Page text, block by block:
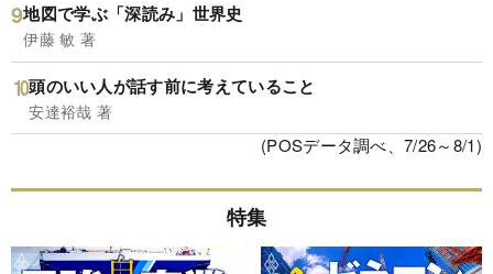
地図で学ぶ「深読み」世界史
伊藤 敏 著
頭のいい人が話す前に考えていること
安達裕哉 著
(POSデータ調べ、7/26～8/1)
特集